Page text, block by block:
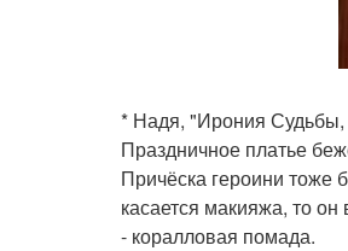
* Надя, "Ирония
Праздничное платье
Причёска героини тоже
касается макияжа, то
- коралловая помада.